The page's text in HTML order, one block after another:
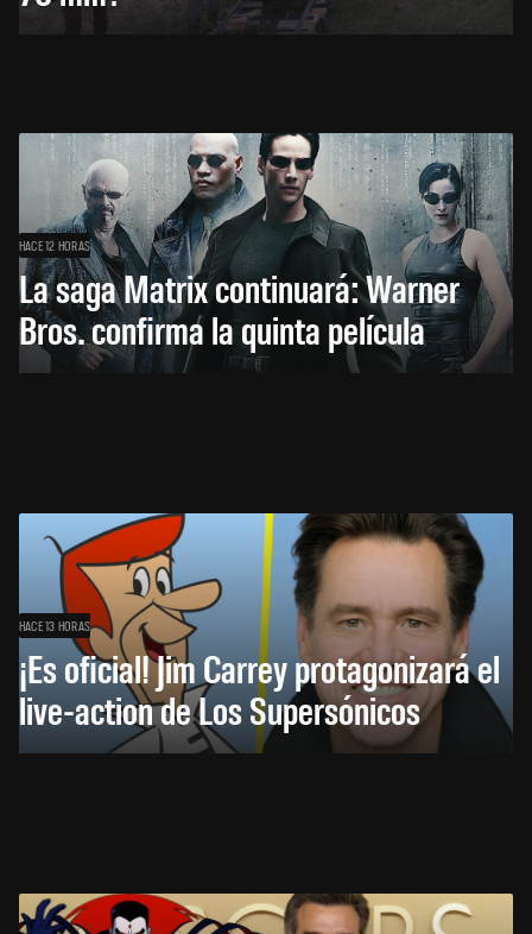
HACE 12 HORAS
La saga Matrix continuará: Warner
Bros. confirma la quinta película
HACE 13 HORAS
¡Es oficial! Jim Carrey protagonizará el
live-action de Los Supersónicos